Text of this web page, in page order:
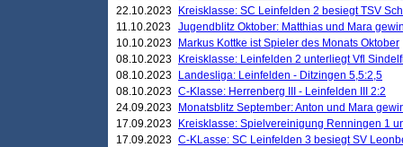
22.10.2023
Kreisklasse: SC Leinfelden 2 besiegt TSV
11.10.2023 Jugendblitz Oktober: Matthias und Mara
10.10.2023
Markus Kottke ist Spieler des Monats Oktober
08.10.2023
Kreisklasse: Leinfelden 2 unterliegt Vfl
08.10.2023
Landesliga: Leinfelden - Ditzingen 5,5:2,5
08.10.2023 C-Klasse: Herrenberg III - Leinfelden III 2:2
24.09.2023
Monatsblitz September: Anton und Mara
17.09.2023
Kreisklasse: Spielvereinigung Renningen 1
17.09.2023 C-KLasse: SC Leinfelden 3 besiegt SV